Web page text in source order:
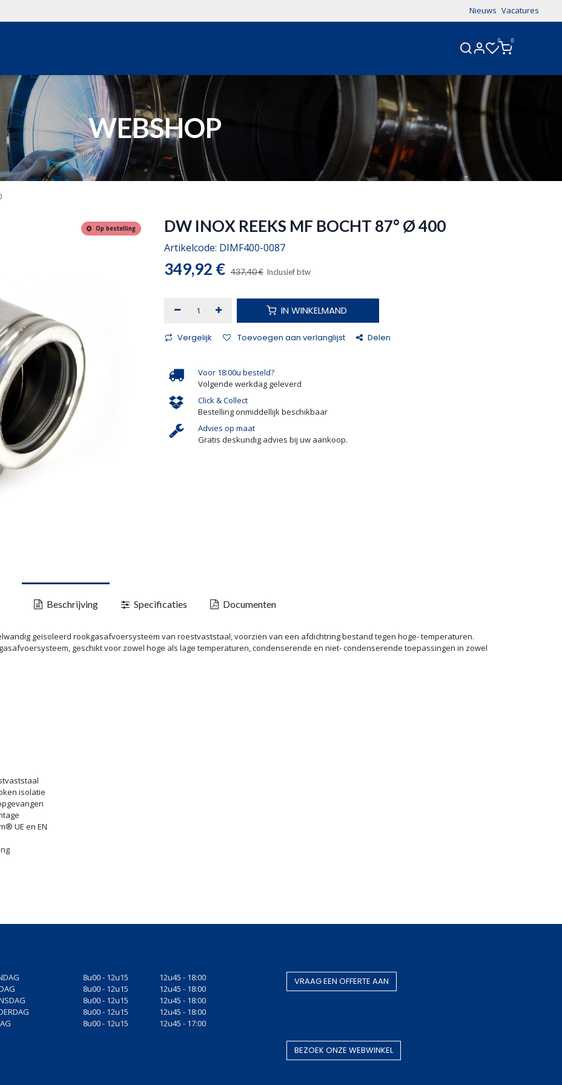
Nieuws Vacatures
0 0
WEBSHOP
Op bestelling DW INOX REEKS MF BOCHT 87° Ø 400
Artikelcode: DIMF400-0087
349,92 € 437,40€ Inclusief btw
IN WINKELMAND
Vergelijk Toevoegen aan verlanglijst Delen
Voor 18:00u besteld?
Volgende werkdag geleverd
Click & Collect
Bestelling onmiddellijk beschikbaar
Advies op maat
Gratis deskundig advies bij uw aankoop.
Beschrijving Specificaties Documenten
geïsoleerd rookgasafvoersysteem van roestvaststaal, voorzien van een afdichtring bestand tegen hoge- temperaturen.
geschikt voor zowel hoge als lage temperaturen, condenserende en niet- condenserende toepassingen in zowel
isolatie
UE en EN
8u00 - 12u15
8u00 - 12u15
8u00 - 12u15
8u00 - 12u15
8u00 - 12u15
12u45 - 18:00
12u45 - 18:00
12u45 - 18:00
12u45 - 18:00
12u45 - 17:00
VRAAG EEN OF​​​​FERTE AAN
BEZOEK O​​​​NZE WEBWINKEL